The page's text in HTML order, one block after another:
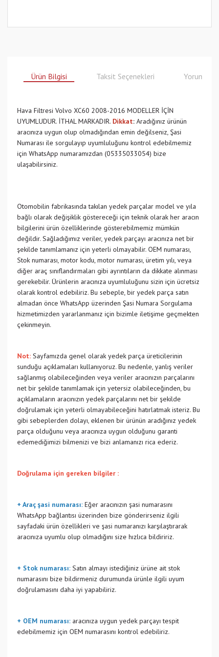
Ürün Bilgisi Taksit Seçenekleri Yorumlar
Hava Filtresi Volvo XC60 2008-2016 MODELLER İÇİN
UYUMLUDUR. İTHAL MARKADIR. Dikkat: Aradığınız ürünün
aracınıza uygun olup olmadığından emin değilseniz, Şasi
Numarası ile sorgulayıp uyumluluğunu kontrol edebilmemiz
için WhatsApp numaramızdan (05335033054) bize
ulaşabilirsiniz.
Otomobilin fabrikasında takılan yedek parçalar model ve yıla
bağlı olarak değişiklik göstereceği için teknik olarak her aracın
bilgilerini ürün özelliklerinde gösterebilmemiz mümkün
değildir. Sağladığımız veriler, yedek parçayı aracınıza net bir
şekilde tanımlamanız için yeterli olmayabilir. OEM numarası,
Stok numarası, motor kodu, motor numarası, üretim yılı, veya
diğer araç sınıflandırmaları gibi ayrıntıların da dikkate alınması
gerekebilir. Ürünlerin aracınıza uyumluluğunu sizin için ücretsiz
olarak kontrol edebiliriz. Bu sebeple, bir yedek parça satın
almadan önce WhatsApp üzerinden Şasi Numara Sorgulama
hizmetimizden yararlanmanız için bizimle iletişime geçmekten
çekinmeyin.
Not: Sayfamızda genel olarak yedek parça üreticilerinin
sunduğu açıklamaları kullanıyoruz. Bu nedenle, yanlış veriler
sağlanmış olabileceğinden veya veriler aracınızın parçalarını
net bir şekilde tanımlamak için yetersiz olabileceğinden, bu
açıklamaların aracınızın yedek parçalarını net bir şekilde
doğrulamak için yeterli olmayabileceğini hatırlatmak isteriz. Bu
gibi sebeplerden dolayı, eklenen bir ürünün aradığınız yedek
parça olduğunu veya aracınıza uygun olduğunu garanti
edemediğimizi bilmenizi ve bizi anlamanızı rica ederiz.
Doğrulama için gereken bilgiler :
+ Araç şasi numarası: Eğer aracınızın şasi numarasını
WhatsApp bağlantısı üzerinden bize gönderirseniz ilgili
sayfadaki ürün özellikleri ve şasi numaranızı karşılaştırarak
aracınıza uyumlu olup olmadığını size hızlıca bildiririz.
+ Stok numarası: Satın almayı istediğiniz ürüne ait stok
numarasını bize bildirmeniz durumunda ürünle ilgili uyum
doğrulamasını daha iyi yapabiliriz.
+ OEM numarası: aracınıza uygun yedek parçayı tespit
edebilmemiz için OEM numarasını kontrol edebiliriz.